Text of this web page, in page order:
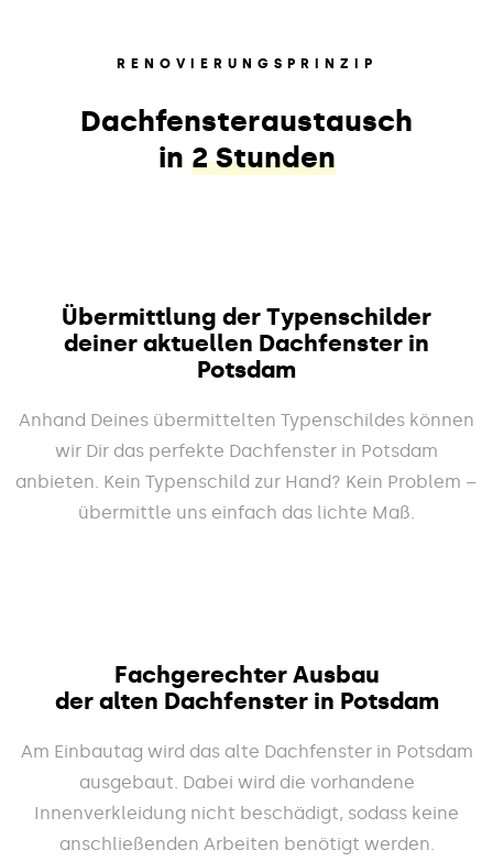
RENOVIERUNGSPRINZIP
Dachfensteraustausch
in 2 Stunden
Übermittlung der Typenschilder
deiner aktuellen Dachfenster in
Potsdam
Anhand Deines übermittelten Typenschildes können
wir Dir das perfekte Dachfenster in Potsdam
anbieten. Kein Typenschild zur Hand? Kein Problem –
übermittle uns einfach das lichte Maß.
Fachgerechter Ausbau
der alten Dachfenster in Potsdam
Am Einbautag wird das alte Dachfenster in Potsdam
ausgebaut. Dabei wird die vorhandene
Innenverkleidung nicht beschädigt, sodass keine
anschließenden Arbeiten benötigt werden.